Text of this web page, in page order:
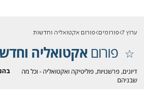
ערוץ 7 פורומים פורום אקטואליה וחדשות
פורוםאקטואליה
דיונים, פרשנויות, פוליטיקה ואקטואליה - וכל מה
שבניהם